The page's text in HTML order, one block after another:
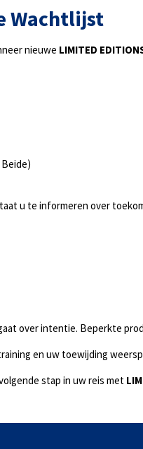
Wachtlijst
nieuwe LIMITED
u te informeren over
over intentie. Beperkte
en uw toewijding
stap in uw reis met